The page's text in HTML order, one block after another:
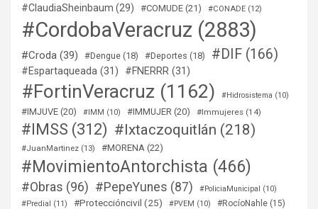
#ClaudiaSheinbaum (29) #COMUDE (21) #CONADE (12)
#CordobaVeracruz (2883)
#Croda (39) #Dengue (18) #Deportes (18) #DIF (166)
#Espartaqueada (31) #FNERRR (31)
#FortinVeracruz (1162) #Hidrosistema (10)
#IMJUVE (20) #IMM (10) #IMMUJER (20) #Immujeres (14)
#IMSS (312) #Ixtaczoquitlán (218)
#JuanMartinez (13) #MORENA (22)
#MovimientoAntorchista (466)
#Obras (96) #PepeYunes (87) #PoliciaMunicipal (10)
#Predial (11) #Proteccióncivil (25) #PVEM (10) #RocíoNahle (15)